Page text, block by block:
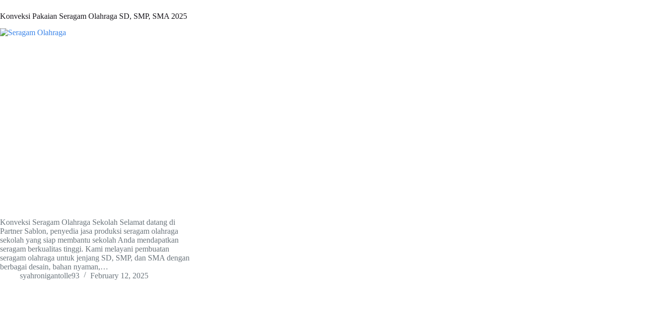
Konveksi Pakaian Seragam Olahraga SD, SMP, SMA 2025
Konveksi Seragam Olahraga Sekolah Selamat datang di
Partner Sablon, penyedia jasa produksi seragam olahraga
sekolah yang siap membantu sekolah Anda mendapatkan
seragam berkualitas tinggi. Kami melayani pembuatan
seragam olahraga untuk jenjang SD, SMP, dan SMA dengan
berbagai desain, bahan nyaman,…
syahronigantolle93
February 12, 2025